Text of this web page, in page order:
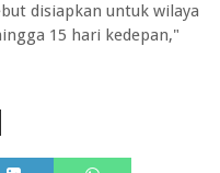
disiapkan untuk wilaya
15 hari kedepan,"